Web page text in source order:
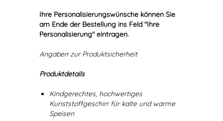
Ihre Personalisierungswünsche können Sie
am Ende der Bestellung ins Feld "Ihre
Personalisierung" eintragen.
Angaben zur Produktsicherheit
Produktdetails
Kindgerechtes, hochwertiges
Kunststoffgeschirr für kalte und warme
Speisen